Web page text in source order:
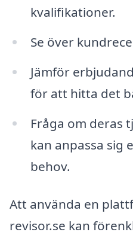
kvalifikationer.
Se över
Jämför
för att hitta det
Fråga om deras
kan anpassa sig
behov.
Att använda en
revisor.se kan